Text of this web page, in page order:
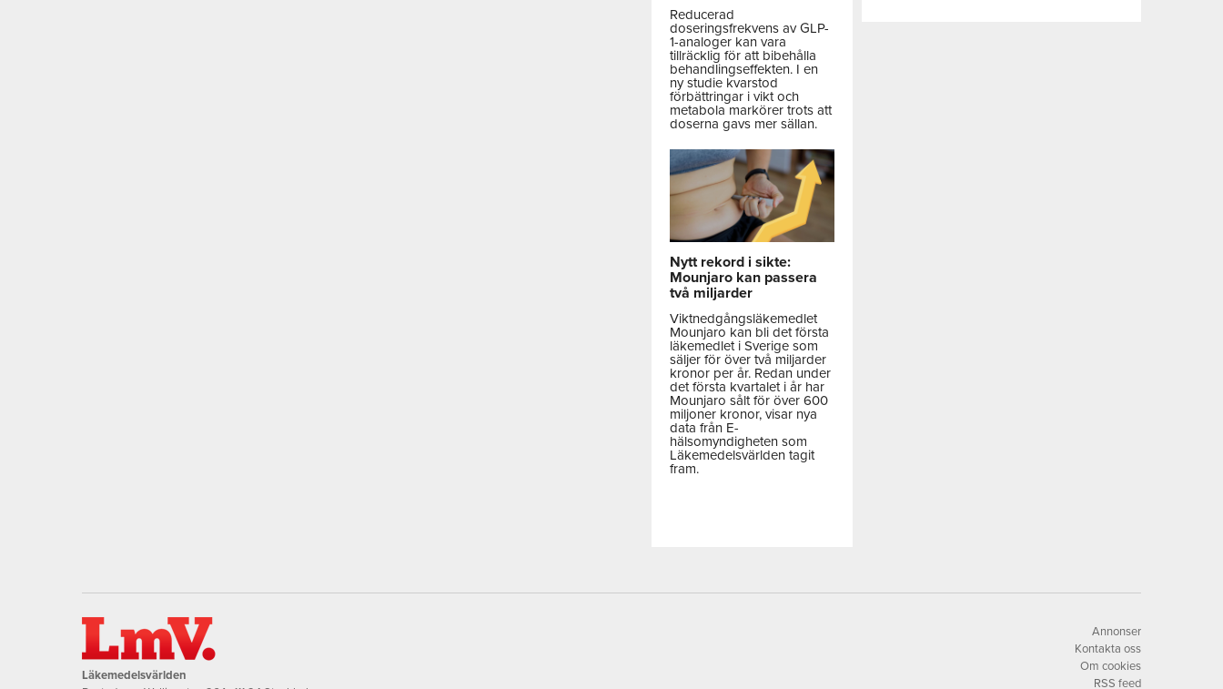
Reducerad
doseringsfrekvens av GLP-
1-analoger kan vara
tillräcklig för att bibehålla
behandlingseffekten. I en
ny studie kvarstod
förbättringar i vikt och
metabola markörer trots att
doserna gavs mer sällan.
Nytt rekord i sikte:
Mounjaro kan passera
två miljarder
Viktnedgångsläkemedlet
Mounjaro kan bli det första
läkemedlet i Sverige som
säljer för över två miljarder
kronor per år. Redan under
det första kvartalet i år har
Mounjaro sålt för över 600
miljoner kronor, visar nya
data från E-
hälsomyndigheten som
Läkemedelsvärlden tagit
fram.
Läkemedelsvärlden
Annonser
Kontakta oss
Om cookies
RSS feed